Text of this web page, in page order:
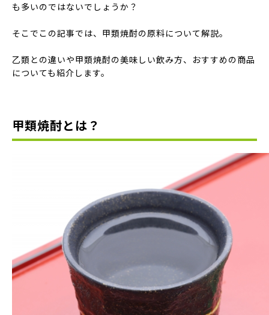
も多いのではないでしょうか？
そこでこの記事では、甲類焼酎の原料について解説。
乙類との違いや甲類焼酎の美味しい飲み方、おすすめの商品
についても紹介します。
甲類焼酎とは？